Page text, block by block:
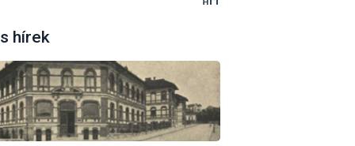
hírek